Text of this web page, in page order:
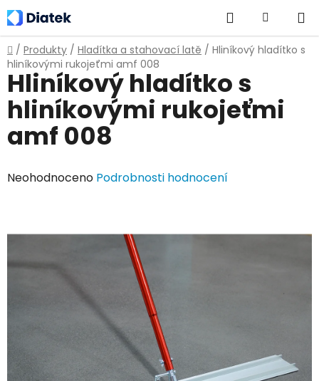
Přejít
na
obsah
Hledat NÁKUPNÍ
KOŠÍK
Domů
/ Produkty / Hladítka a stahovací latě / Hliníkový hladítko s
hliníkovými rukojeťmi amf 008
Hliníkový hladítko s
hliníkovými rukojeťmi
amf 008
Průměrné
je
Neohodnoceno Podrobnosti hodnocení